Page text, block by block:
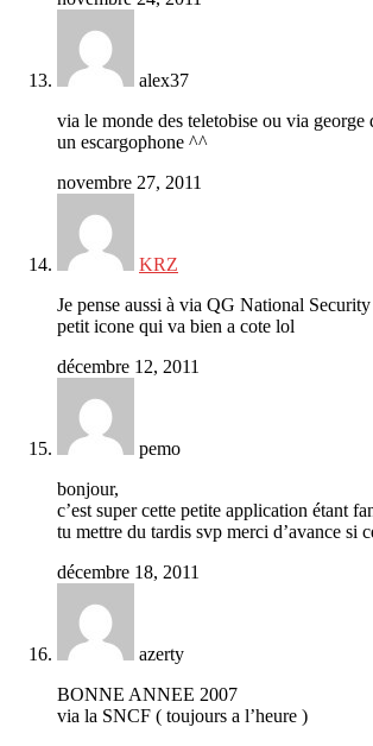
alex37
via le monde des teletobise ou via george
un escargophone ^^
novembre 27, 2011
KRZ
Je pense aussi à via QG National
petit icone qui va bien a cote lol
décembre 12, 2011
pemo
bonjour,
c’est super cette petite application étant
tu mettre du tardis svp merci d’avance si
décembre 18, 2011
azerty
BONNE ANNEE 2007
via la SNCF ( toujours a l’heure )